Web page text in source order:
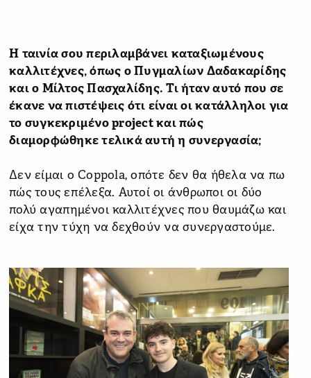
Η ταινία σου περιλαμβάνει καταξιωμένους
καλλιτέχνες, όπως ο Πυγμαλίων Δαδακαρίδης
και ο Μίλτος Πασχαλίδης. Τι ήταν αυτό που σε
έκανε να πιστέψεις ότι είναι οι κατάλληλοι για
το συγκεκριμένο project και πώς
διαμορφώθηκε τελικά αυτή η συνεργασία;
Δεν είμαι ο Coppola, οπότε δεν θα ήθελα να πω
πώς τους επέλεξα. Αυτοί οι άνθρωποι οι δύο
πολύ αγαπημένοι καλλιτέχνες που θαυμάζω και
είχα την τύχη να δεχθούν να συνεργαστούμε.